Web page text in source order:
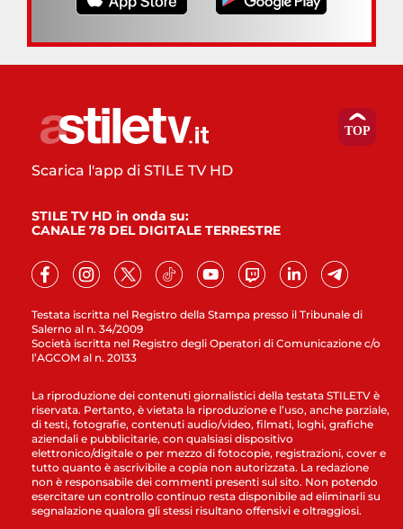
Testata iscritta nel Registro della Stampa presso il Tribunale di
Salerno al n. 34/2009
Società iscritta nel Registro degli Operatori di Comunicazione c/o
l’AGCOM al n. 20133
Scarica l'app di STILE TV HD
STILE TV HD in onda su:
CANALE 78 DEL DIGITALE TERRESTRE
La riproduzione dei contenuti giornalistici della testata STILETV è
riservata. Pertanto, è vietata la riproduzione e l’uso, anche parziale,
di testi, fotografie, contenuti audio/video, filmati, loghi, grafiche
aziendali e pubblicitarie, con qualsiasi dispositivo
elettronico/digitale o per mezzo di fotocopie, registrazioni, cover e
tutto quanto è ascrivibile a copia non autorizzata. La redazione
non è responsabile dei commenti presenti sul sito. Non potendo
esercitare un controllo continuo resta disponibile ad eliminarli su
segnalazione qualora gli stessi risultano offensivi e oltraggiosi.